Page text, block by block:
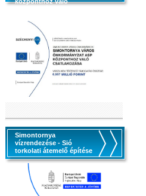
Simontornya
vízrendezése - Sió
torkolati átemelő építése